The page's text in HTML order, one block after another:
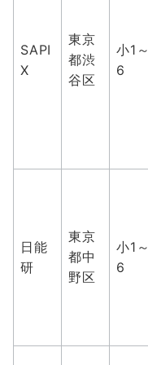
SAPI
X
東京
都渋
谷区
小1～
6
日能
研
東京
都中
野区
小1～
6